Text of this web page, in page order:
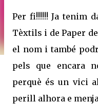
Per fi!!!!!! Ja tenim
Tèxtils i de Paper
el nom i també
pels que encara
perquè és un vici
perill alhora e